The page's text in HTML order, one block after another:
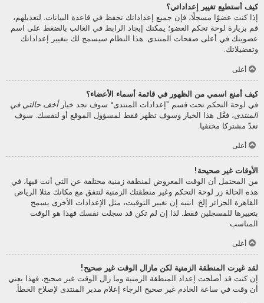
كيف أستطيع تغيير إعداداتي؟
إذا كنت عضوًا مسجلًا، فإن جميع إعداداتك تحفظ في قاعدة البيانات. لتعديلهم،
قم بزيارة لوحة تحكم العضو؛ يمكنك إيجاد الرابط في الغالب بالضغط على اسم
عضويتك في أعلى صفحات المنتدى. هذا النظام سيسمح لك بتغيير إعداداتك
وتفضيلاتك.
أعلى
كيف أمنع اسمي من الظهور في قائمة أسماء الأعضاء؟
في لوحة التحكم تحت قسم ”إعدادات المنتدى“ سوف تجد خيارأخف حالتي في
المنتدى، فعَّل هذا الخيار وسوف تظهر فقط لمسؤول الموقع أو لنفسك. سوف
تعدّ مشتركا مختفيا.
أعلى
الأوقات غير صحيحة!
من المحتمل أن الوقت المعروض لمنطقة زمنية مختلفة عن التي أنت فيها، في
هذه الحالة زر لوحة التحكم وغير منطقتك الزمنية لتتفق مع مكانك مثلا الرياض
القاهرة الجزائر إلخ. انتبه إن تغيير التوقيت، مثل الإعدادات الأخرى يسمح
بتغييرها للمسجلين فقط. لذا إن لم تكن قد سجلت نفسك فهذا هو الوقت
المناسب.
أعلى
لقد غيرت المنطقة الزمنية لكن مازال الوقت غير صحيح!
إن كنت قد أصلحت إعداد المنطقة الزمنية وما زال الوقت غير صحيح، فهذا يعني
أن وقت في ساعة الخادم غير صحيح الرجاء إعلام مدير المنتدى لإصلاح الخطأ.